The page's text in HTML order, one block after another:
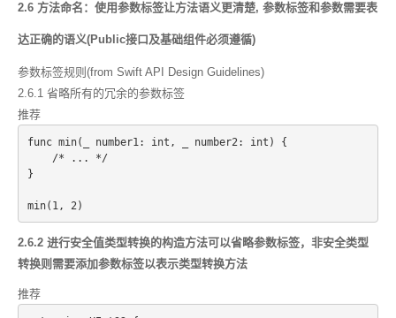
2.6 方法命名：使用参数标签让方法语义更清楚, 参数标签和参数需要表
达正确的语义(Public接口及基础组件必须遵循)
参数标签规则(from Swift API Design Guidelines)
2.6.1 省略所有的冗余的参数标签
推荐
func min(_ number1: int, _ number2: int) {
    /* ... */
}
2.6.2 进行安全值类型转换的构造方法可以省略参数标签，非安全类型
转换则需要添加参数标签以表示类型转换方法
推荐